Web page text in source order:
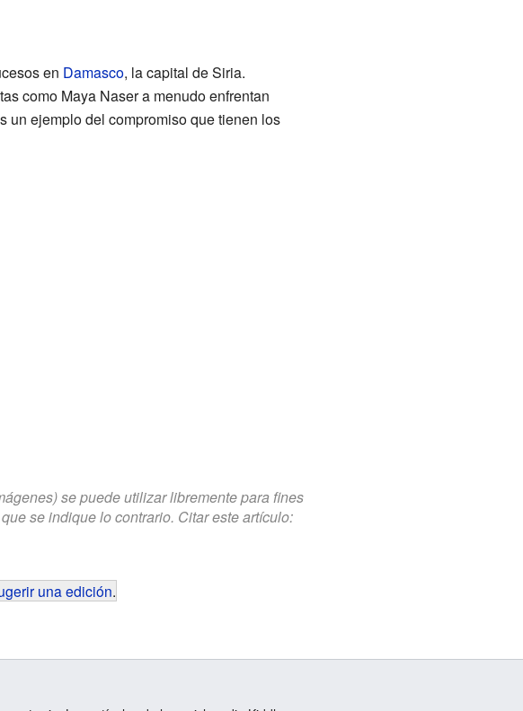
en Damasco, la capital de Siria.
como Maya Naser a menudo enfrentan
un ejemplo del compromiso que tienen los
se puede utilizar libremente para fines
se indique lo contrario. Citar este artículo:
una edición.